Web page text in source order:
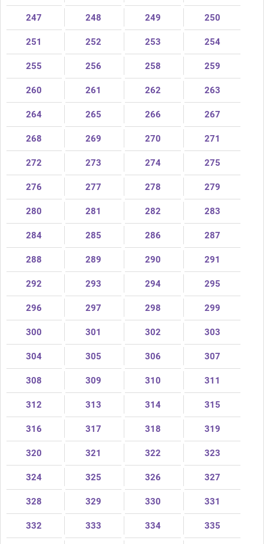
247 248 249 250
251 252 253 254
255 256 258 259
260 261 262 263
264 265 266 267
268 269 270 271
272 273 274 275
276 277 278 279
280 281 282 283
284 285 286 287
288 289 290 291
292 293 294 295
296 297 298 299
300 301 302 303
304 305 306 307
308 309 310 311
312 313 314 315
316 317 318 319
320 321 322 323
324 325 326 327
328 329 330 331
332 333 334 335